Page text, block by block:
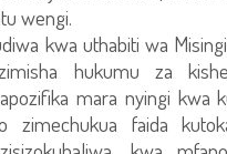
wengi.
kwa uthabiti wa
hukumu za
mara nyingi kwa
zimechukua faida